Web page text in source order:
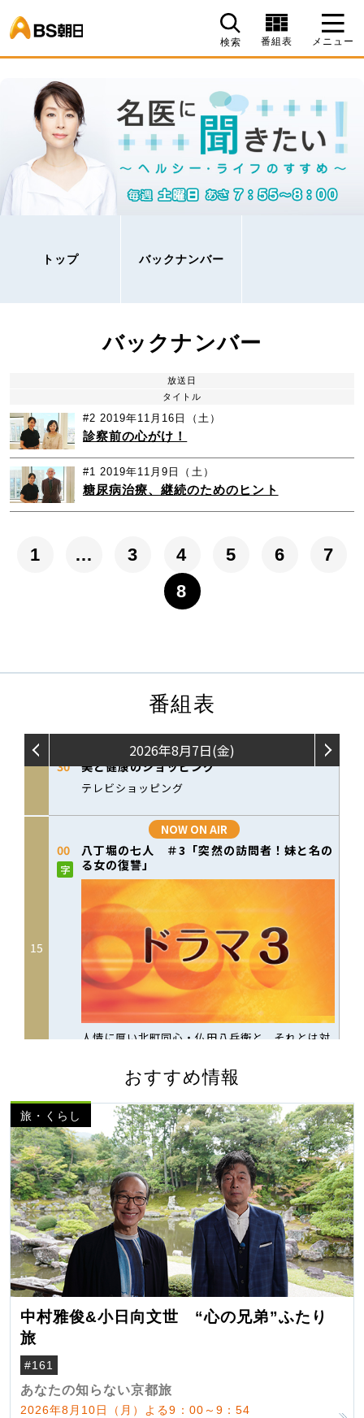
検索 番組表 メニュー
トップ バックナンバー
バックナンバー
放送日
タイトル
#2 2019年11月16日（土）
診察前の心がけ！
#1 2019年11月9日（土）
糖尿病治療、継続のためのヒント
1 … 3 4 5 6
7
8
番組表
おすすめ情報
旅・くらし
中村雅俊&小日向文世 “心の兄弟”ふたり
旅
#161
あなたの知らない京都旅
2026年8月10日（月）よる9：00～9：54